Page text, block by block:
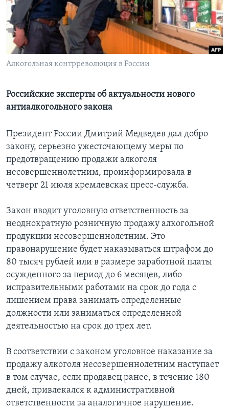
Learning English
СОЦИАЛЬНЫЕ СЕТИ
Языки
Алкогольная контрреволюция в России
Российские эксперты об актуальности нового
антиалкогольного закона
Президент России Дмитрий Медведев дал добро
закону, серьезно ужесточающему меры по
предотвращению продажи алкоголя
несовершеннолетним, проинформировала в
четверг 21 июля кремлевская пресс-служба.
Закон вводит уголовную ответственность за
неоднократную розничную продажу алкогольной
продукции несовершеннолетним. Это
правонарушение будет наказываться штрафом до
80 тысяч рублей или в размере заработной платы
осужденного за период до 6 месяцев, либо
исправительными работами на срок до года с
лишением права занимать определенные
должности или заниматься определенной
деятельностью на срок до трех лет.
В соответствии с законом уголовное наказание за
продажу алкоголя несовершеннолетним наступает
в том случае, если продавец ранее, в течение 180
дней, привлекался к административной
ответственности за аналогичное нарушение.